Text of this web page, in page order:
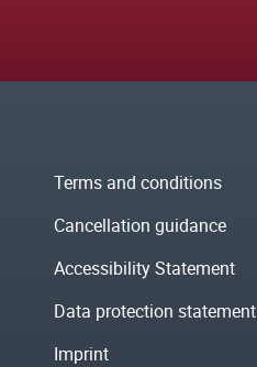
Terms and conditions
Cancellation guidance
Accessibility Statement
Data protection statement
Imprint